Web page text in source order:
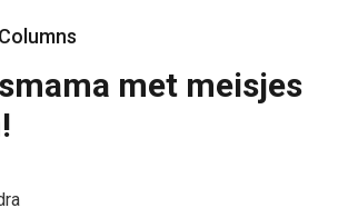
Columns
met meisjes